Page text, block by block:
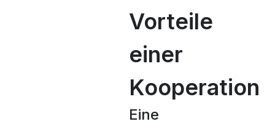
Vorteile
einer
Kooperation
Eine